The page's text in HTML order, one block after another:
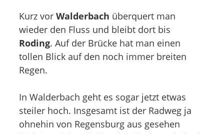
Kurz vor Walderbach überquert man
wieder den Fluss und bleibt dort bis
Roding. Auf der Brücke hat man einen
tollen Blick auf den noch immer breiten
Regen.
In Walderbach geht es sogar jetzt etwas
steiler hoch. Insgesamt ist der Radweg ja
ohnehin von Regensburg aus gesehen